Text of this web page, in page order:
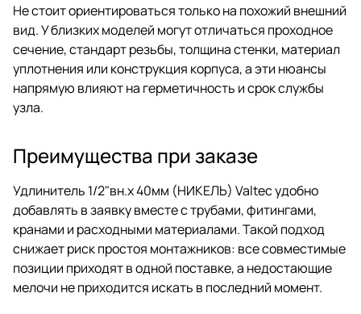
Не стоит ориентироваться только на похожий внешний
вид. У близких моделей могут отличаться проходное
сечение, стандарт резьбы, толщина стенки, материал
уплотнения или конструкция корпуса, а эти нюансы
напрямую влияют на герметичность и срок службы
узла.
Преимущества при заказе
Удлинитель 1/2"вн.х 40мм (НИКЕЛЬ) Valtec удобно
добавлять в заявку вместе с трубами, фитингами,
кранами и расходными материалами. Такой подход
снижает риск простоя монтажников: все совместимые
позиции приходят в одной поставке, а недостающие
мелочи не приходится искать в последний момент.